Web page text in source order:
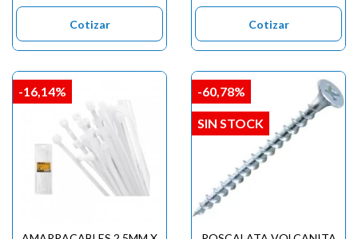
Cotizar Cotizar
-16,14% -60,78%
SIN STOCK